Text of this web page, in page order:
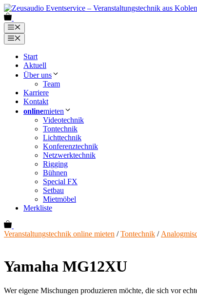
Zum
Inhalt
springenMenü
Menü
Start
Aktuell
Über uns
Team
Karriere
Kontakt
onlinemieten
Videotechnik
Tontechnik
Lichttechnik
Konferenztechnik
Netzwerktechnik
Rigging
Bühnen
Special FX
Setbau
Mietmöbel
Merkliste
Veranstaltungstechnik online mieten /Tontechnik /
Yamaha MG12XU
Wer eigene Mischungen produzieren möchte, die sich vor